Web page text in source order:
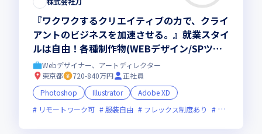
『ワクワクするクリエイティブの力で、クライ
アントのビジネスを加速させる。』就業スタイ
ルは自由！各種制作物(WEBデザイン/SPツー
ル/広告バナー/パッケージ等)
Webデザイナー、アートディレクター
東京都
720-840万円
正社員
Photoshop
Illustrator
Adobe XD
リモートワーク可
服装自由 フレックス制度あり 新規立ち上げ